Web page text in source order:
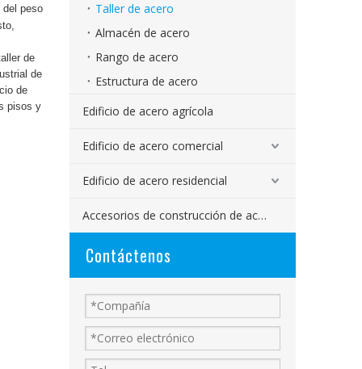
del peso
de
de
de
pisos y
Taller de acero
Almacén de acero
Rango de acero
Estructura de acero
Edificio de acero agrícola
Edificio de acero comercial
Edificio de acero residencial
Accesorios de construcción de acero
Contáctenos